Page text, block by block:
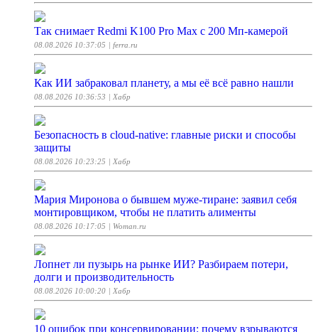
Так снимает Redmi K100 Pro Max с 200 Мп-камерой
08.08.2026 10:37:05 | ferra.ru
Как ИИ забраковал планету, а мы её всё равно нашли
08.08.2026 10:36:53 | Хабр
Безопасность в cloud-native: главные риски и способы
защиты
08.08.2026 10:23:25 | Хабр
Мария Миронова о бывшем муже-тиране: заявил себя
монтировщиком, чтобы не платить алименты
08.08.2026 10:17:05 | Woman.ru
Лопнет ли пузырь на рынке ИИ? Разбираем потери,
долги и производительность
08.08.2026 10:00:20 | Хабр
10 ошибок при консервировании: почему взрываются